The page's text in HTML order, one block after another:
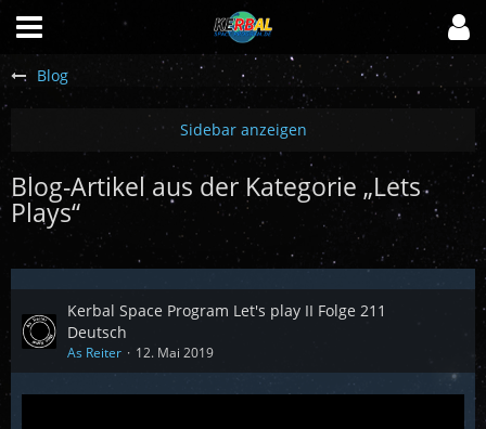
Blog
Blog-Artikel aus der Kategorie „Lets
Plays“
Kerbal Space Program Let's play II Folge 211
Deutsch
As Reiter 12. Mai 2019